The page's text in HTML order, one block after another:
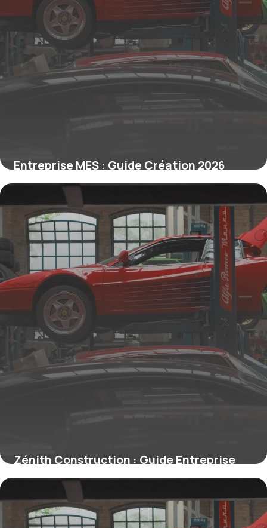
Entreprise MES : Guide Création 2026
9 juin 2026
Zénith Construction : Guide Entreprise
2026
7 juin 2026